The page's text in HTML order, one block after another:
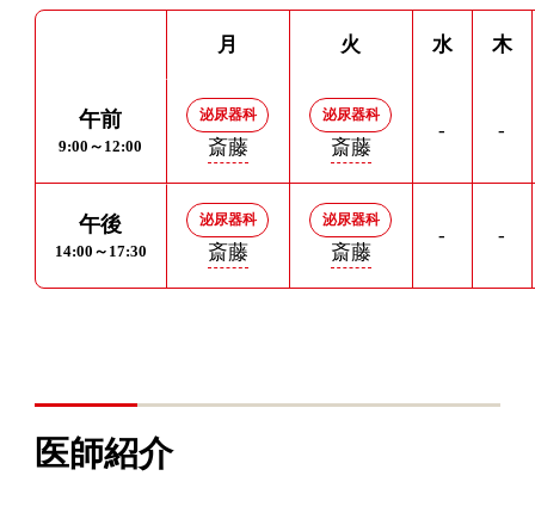
月 火 水 木
午前
9:00～12:00
泌尿器科
斎藤
泌尿器科
斎藤
- -
午後
14:00～17:30
泌尿器科
斎藤
泌尿器科
斎藤
- -
医師紹介